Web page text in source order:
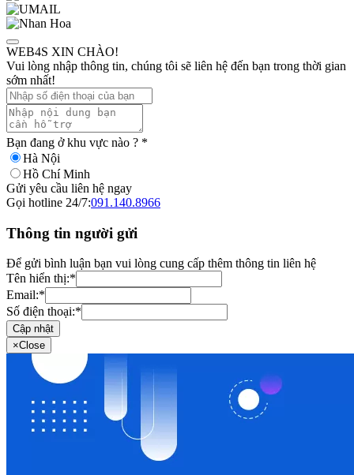
WEB4S XIN CHÀO!
Vui lòng nhập thông tin, chúng tôi sẽ liên hệ đến bạn trong thời gian
sớm nhất!
Bạn đang ở khu vực nào ? *
Hà Nội
Hồ Chí Minh
Gửi yêu cầu liên hệ ngay
Gọi hotline 24/7:091.140.8966
Thông tin người gửi
Để gửi bình luận bạn vui lòng cung cấp thêm thông tin liên hệ
Tên hiển thị:*
Email:*
Số điện thoại:*
Cập nhật
×Close